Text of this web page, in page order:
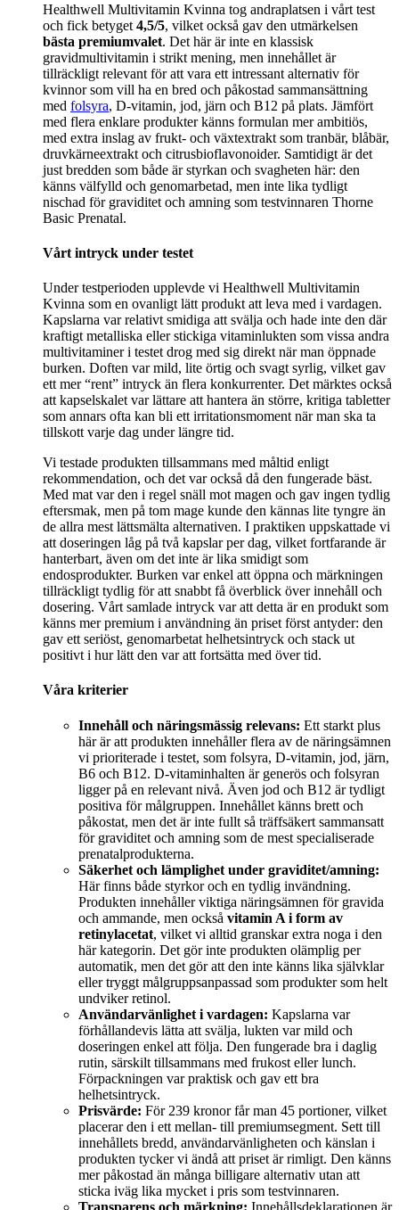
Healthwell Multivitamin Kvinna tog andraplatsen i vårt test
och fick betyget 4,5/5, vilket också gav den utmärkelsen
bästa premiumvalet. Det här är inte en klassisk
gravidmultivitamin i strikt mening, men innehållet är
tillräckligt relevant för att vara ett intressant alternativ för
kvinnor som vill ha en bred och påkostad sammansättning
med folsyra, D-vitamin, jod, järn och B12 på plats. Jämfört
med flera enklare produkter känns formulan mer ambitiös,
med extra inslag av frukt- och växtextrakt som tranbär, blåbär,
druvkärneextrakt och citrusbioflavonoider. Samtidigt är det
just bredden som både är styrkan och svagheten här: den
känns välfylld och genomarbetad, men inte lika tydligt
nischad för graviditet och amning som testvinnaren Thorne
Basic Prenatal.
Vårt intryck under testet
Under testperioden upplevde vi Healthwell Multivitamin
Kvinna som en ovanligt lätt produkt att leva med i vardagen.
Kapslarna var relativt smidiga att svälja och hade inte den där
kraftigt metalliska eller stickiga vitaminlukten som vissa andra
multivitaminer i testet drog med sig direkt när man öppnade
burken. Doften var mild, lite örtig och svagt syrlig, vilket gav
ett mer “rent” intryck än flera konkurrenter. Det märktes också
att kapselskalet var lättare att hantera än större, kritiga tabletter
som annars ofta kan bli ett irritationsmoment när man ska ta
tillskott varje dag under längre tid.
Vi testade produkten tillsammans med måltid enligt
rekommendation, och det var också då den fungerade bäst.
Med mat var den i regel snäll mot magen och gav ingen tydlig
eftersmak, men på tom mage kunde den kännas lite tyngre än
de allra mest lättsmälta alternativen. I praktiken uppskattade vi
att doseringen låg på två kapslar per dag, vilket fortfarande är
hanterbart, även om det inte är lika smidigt som
endosprodukter. Burken var enkel att öppna och märkningen
tillräckligt tydlig för att snabbt få överblick över innehåll och
dosering. Vårt samlade intryck var att detta är en produkt som
känns mer premium i användning än priset först antyder: den
gav ett seriöst, genomarbetat helhetsintryck och stack ut
positivt i hur lätt den var att fortsätta med över tid.
Våra kriterier
Innehåll och näringsmässig relevans: Ett starkt plus
här är att produkten innehåller flera av de näringsämnen
vi prioriterade i testet, som folsyra, D-vitamin, jod, järn,
B6 och B12. D-vitaminhalten är generös och folsyran
ligger på en relevant nivå. Även jod och B12 är tydligt
positiva för målgruppen. Innehållet känns brett och
påkostat, men det är inte fullt så träffsäkert sammansatt
för graviditet och amning som de mest specialiserade
prenatalprodukterna.
Säkerhet och lämplighet under graviditet/amning:
Här finns både styrkor och en tydlig invändning.
Produkten innehåller viktiga näringsämnen för gravida
och ammande, men också vitamin A i form av
retinylacetat, vilket vi alltid granskar extra noga i den
här kategorin. Det gör inte produkten olämplig per
automatik, men det gör att den inte känns lika självklar
eller tryggt målgruppsanpassad som produkter som helt
undviker retinol.
Användarvänlighet i vardagen: Kapslarna var
förhållandevis lätta att svälja, lukten var mild och
doseringen enkel att följa. Den fungerade bra i daglig
rutin, särskilt tillsammans med frukost eller lunch.
Förpackningen var praktisk och gav ett bra
helhetsintryck.
Prisvärde: För 239 kronor får man 45 portioner, vilket
placerar den i ett mellan- till premiumsegment. Sett till
innehållets bredd, användarvänligheten och känslan i
produkten tycker vi ändå att priset är rimligt. Den känns
mer påkostad än många billigare alternativ utan att
sticka iväg lika mycket i pris som testvinnaren.
Transparens och märkning: Innehållsdeklarationen är